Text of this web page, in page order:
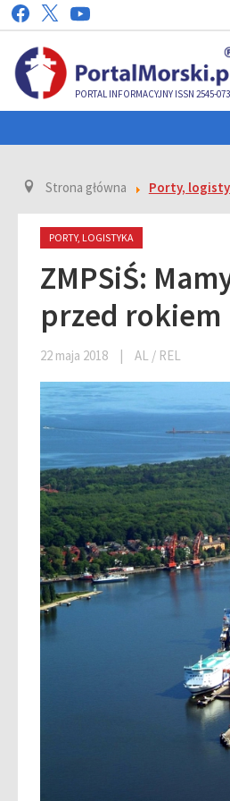
PORTAL INFORMACYJNY ISSN 2545-
Strona główna Porty,
PORTY, LOGISTYKA
ZMPSiŚ:
przed rokiem
22 maja 2018 | AL / REL